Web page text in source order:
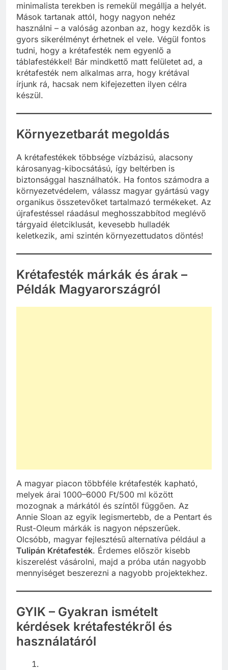
minimalista terekben is remekül megállja a helyét.
Mások tartanak attól, hogy nagyon nehéz
használni – a valóság azonban az, hogy kezdők is
gyors sikerélményt érhetnek el vele. Végül fontos
tudni, hogy a krétafesték nem egyenlő a
táblafestékkel! Bár mindkettő matt felületet ad, a
krétafesték nem alkalmas arra, hogy krétával
írjunk rá, hacsak nem kifejezetten ilyen célra
készül.
Környezetbarát megoldás
A krétafestékek többsége vízbázisú, alacsony
károsanyag-kibocsátású, így beltérben is
biztonsággal használhatók. Ha fontos számodra a
környezetvédelem, válassz magyar gyártású vagy
organikus összetevőket tartalmazó termékeket. Az
újrafestéssel ráadásul meghosszabbítod meglévő
tárgyaid életciklusát, kevesebb hulladék
keletkezik, ami szintén környezettudatos döntés!
Krétafesték márkák és árak –
Példák Magyarországról
A magyar piacon többféle krétafesték kapható,
melyek árai 1000–6000 Ft/500 ml között
mozognak a márkától és színtől függően. Az
Annie Sloan az egyik legismertebb, de a Pentart és
Rust-Oleum márkák is nagyon népszerűek.
Olcsóbb, magyar fejlesztésű alternatíva például a
Tulipán Krétafesték. Érdemes először kisebb
kiszerelést vásárolni, majd a próba után nagyobb
mennyiséget beszerezni a nagyobb projektekhez.
GYIK – Gyakran ismételt
kérdések krétafestékről és
használatáról